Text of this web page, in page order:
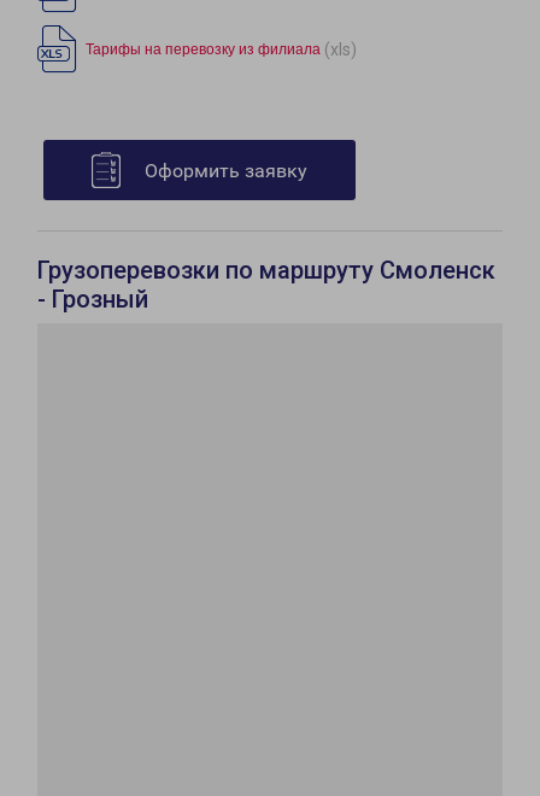
Тарифы на перевозку из филиала (xls)
Оформить заявку
Грузоперевозки по маршруту Смоленск
- Грозный